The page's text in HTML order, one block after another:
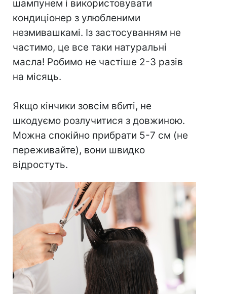
шампунем і використовувати
кондиціонер з улюбленими
незмивашкамі. Із застосуванням не
частимо, це все таки натуральні
масла! Робимо не частіше 2-3 разів
на місяць.
Якщо кінчики зовсім вбиті, не
шкодуємо розлучитися з довжиною.
Можна спокійно прибрати 5-7 см (не
переживайте), вони швидко
відростуть.